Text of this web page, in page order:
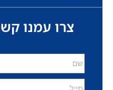
צרו עמנו